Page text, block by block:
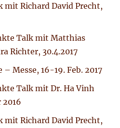
mit Richard David Precht,
Talk mit Matthias
Richter, 30.4.2017
– Messe, 16-19. Feb. 2017
Talk mit Dr. Ha Vinh
2016
mit Richard David Precht,